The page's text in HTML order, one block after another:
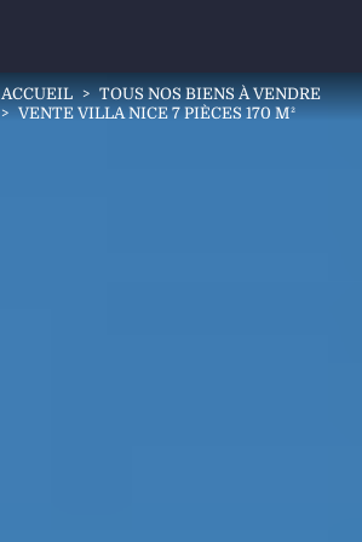
ACCUEIL > TOUS NOS BIENS À VENDRE
> VENTE VILLA NICE 7 PIÈCES 170 M²